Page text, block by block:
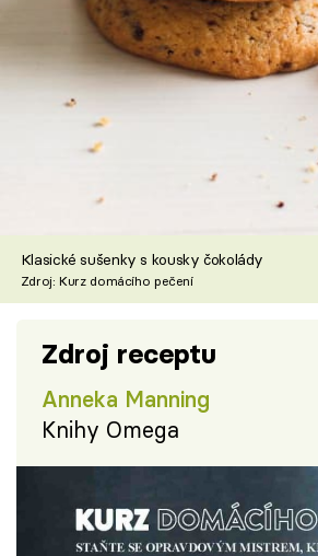
Klasické sušenky s kousky čokolády
Zdroj: Kurz domácího pečení
Zdroj receptu
Anneka Manning
Knihy Omega